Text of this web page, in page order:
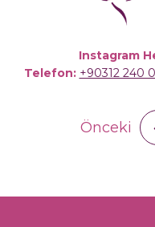
Instagram
Telefon: +90312 240
Önceki